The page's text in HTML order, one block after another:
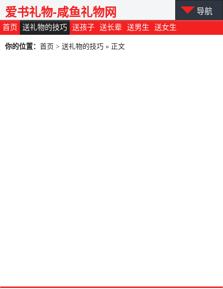
首页 送礼物的技巧 送孩子 送长辈 送男生 送女生
爱书礼物-咸鱼礼物网 导航
你的位置： 首页 > 送礼物的技巧 » 正文